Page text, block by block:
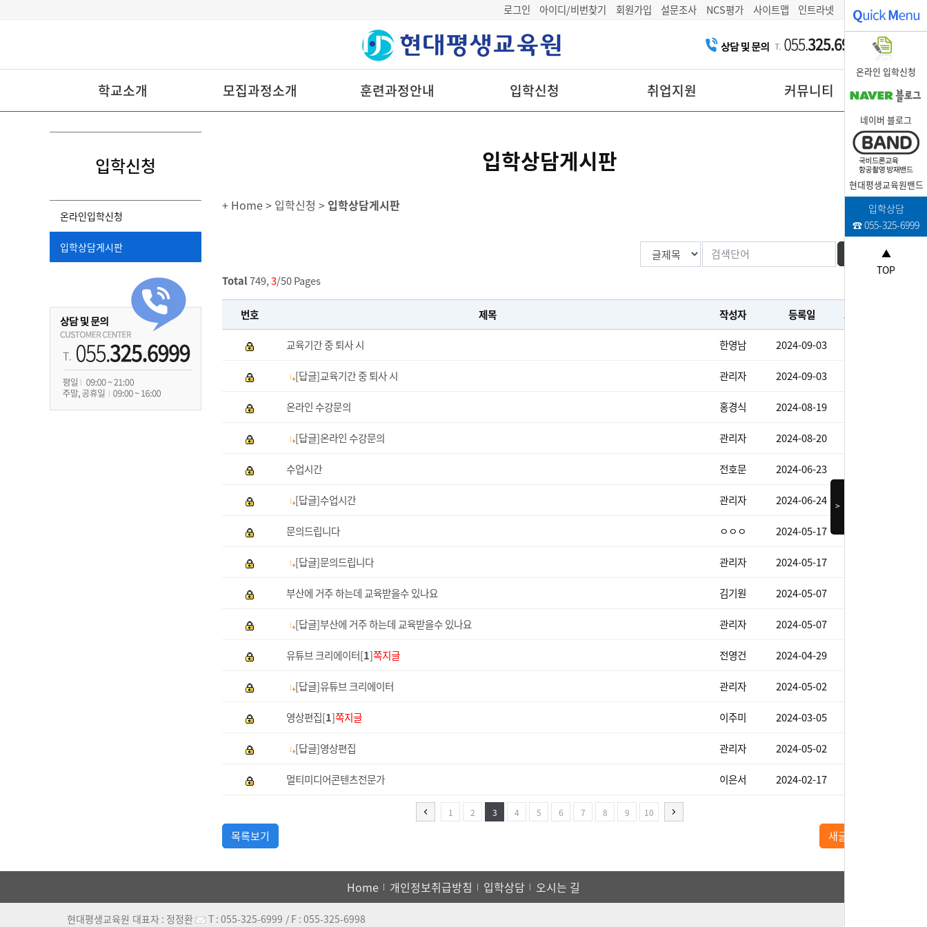
로그인 아이디/비번찾기 회원가입 설문조사 NCS평가 사이트맵 인트라넷
학교소개 모집과정소개 훈련과정안내 입학신청 취업지원 커뮤니티
입학신청
온라인입학신청
입학상담게시판
입학상담게시판
+ Home> 입학신청 > 입학상담게시판
Total749,3/50 Pages
번호 제목 작성자 등록일
조회수
교육기간 중 퇴사 시
한영남 2024-09-03
[답글]교육기간 중 퇴사 시 관리자 2024-09-03
온라인 수강문의 홍경식 2024-08-19
[답글]온라인 수강문의 관리자 2024-08-20
수업시간 전호문 2024-06-23
[답글]수업시간 관리자 2024-06-24
문의드립니다 ㅇㅇㅇ 2024-05-17
[답글]문의드립니다 관리자 2024-05-17
부산에 거주 하는데 교육받을수 있나요 김기원 2024-05-07
[답글]부산에 거주 하는데 교육받을수 있나요 관리자 2024-05-07
유튜브 크리에이터[1]쪽지글 전영건 2024-04-29
[답글]유튜브 크리에이터 관리자 2024-05-02
영상편집[1]쪽지글 이주미 2024-03-05
[답글]영상편집 관리자 2024-05-02
멀티미디어콘텐츠전문가 이은서 2024-02-17
1 2 3 4 5 6 7 8 9 10
목록보기 새글쓰기
Home 개인정보취급방침 입학상담 오시는 길
현대평생교육원 대표자 : 정정환 T : 055-325-6999 / F : 055-325-6998
온라인 입학신청
네이버 블로그
현대평생교육원밴드
입학상담
☎ 055-325-6999
▲
TOP
>